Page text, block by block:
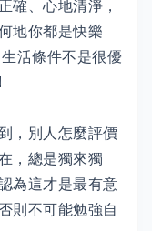
確、心地清淨，
地你都是快樂
活條件不是很優
，別人怎麼評價
，總是獨來獨
為這才是最有意
則不可能勉強自